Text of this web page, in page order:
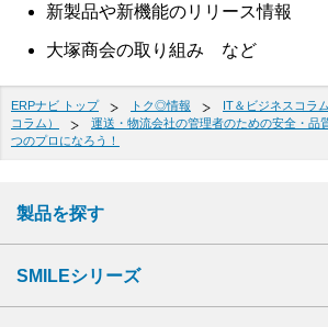
新製品や新機能のリリース情報
大塚商会の取り組み など
ERPナビ トップ トク◎情報 IT＆ビジネスコラム
コラム）
運送・物流会社の管理者のための安全・品
つのプロになろう！
製品を探す
SMILEシリーズ